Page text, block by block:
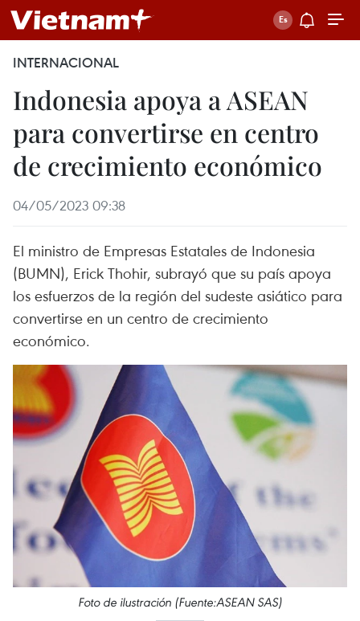
INTERNACIONAL
Indonesia apoya a ASEAN
para convertirse en centro
de crecimiento económico
04/05/2023 09:38
El ministro de Empresas Estatales de Indonesia
(BUMN), Erick Thohir, subrayó que su país apoya
los esfuerzos de la región del sudeste asiático para
convertirse en un centro de crecimiento
económico.
Foto de ilustración (Fuente:ASEAN SAS)